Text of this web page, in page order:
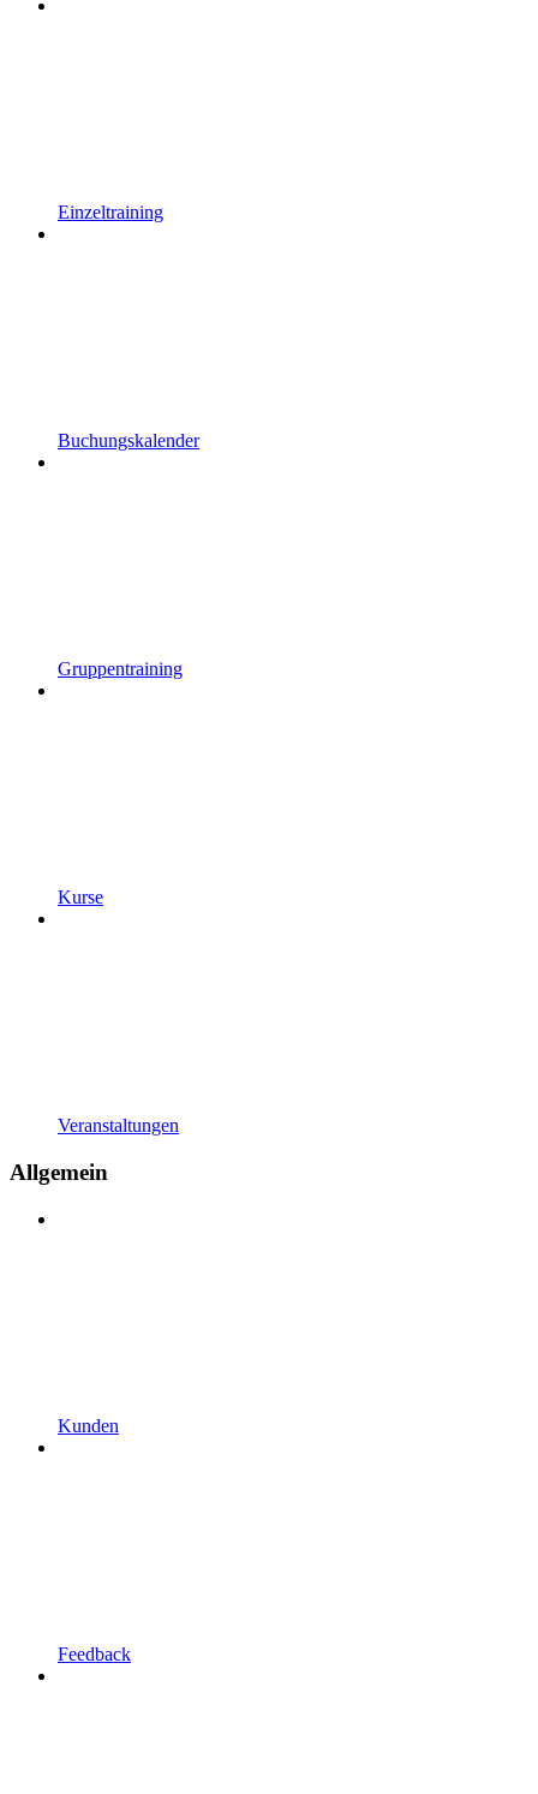
Einzeltraining
Buchungskalender
Gruppentraining
Kurse
Veranstaltungen
Allgemein
Kunden
Feedback